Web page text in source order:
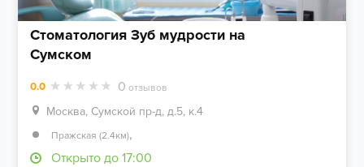
Стоматология Зуб мудрости на
Сумском
0.0 0 отзывов
Москва, Сумской пр-д, д.5, к.4
Пражская (2.4км),
Открыто до 17:00